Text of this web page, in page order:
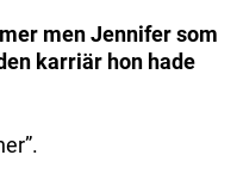
men Jennifer som
karriär hon hade